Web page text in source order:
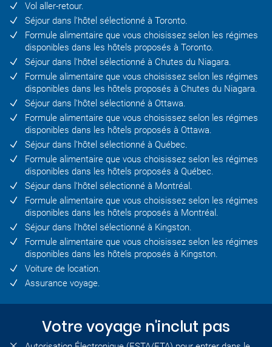
Vol aller-retour.
Séjour dans l'hôtel sélectionné à Toronto.
Formule alimentaire que vous choisissez selon les régimes
disponibles dans les hôtels proposés à Toronto.
Séjour dans l'hôtel sélectionné à Chutes du Niagara.
Formule alimentaire que vous choisissez selon les régimes
disponibles dans les hôtels proposés à Chutes du Niagara.
Séjour dans l'hôtel sélectionné à Ottawa.
Formule alimentaire que vous choisissez selon les régimes
disponibles dans les hôtels proposés à Ottawa.
Séjour dans l'hôtel sélectionné à Québec.
Formule alimentaire que vous choisissez selon les régimes
disponibles dans les hôtels proposés à Québec.
Séjour dans l'hôtel sélectionné à Montréal.
Formule alimentaire que vous choisissez selon les régimes
disponibles dans les hôtels proposés à Montréal.
Séjour dans l'hôtel sélectionné à Kingston.
Formule alimentaire que vous choisissez selon les régimes
disponibles dans les hôtels proposés à Kingston.
Voiture de location.
Assurance voyage.
Votre voyage n'inclut pas